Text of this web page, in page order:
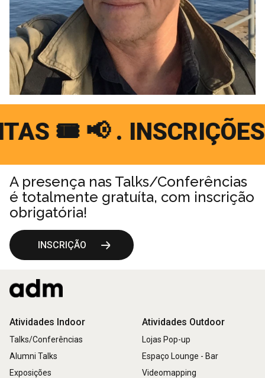
🎟 📢 . INSCRIÇÕES
A presença nas Talks/Conferências
é totalmente gratuíta, com inscrição
obrigatória!
INSCRIÇÃO
Atividades Indoor
Talks/Conferências
Alumni Talks
Exposições
Atividades Outdoor
Lojas Pop-up
Espaço Lounge - Bar
Videomapping